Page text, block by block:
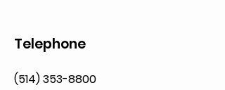
Telephone
(514) 353-8800